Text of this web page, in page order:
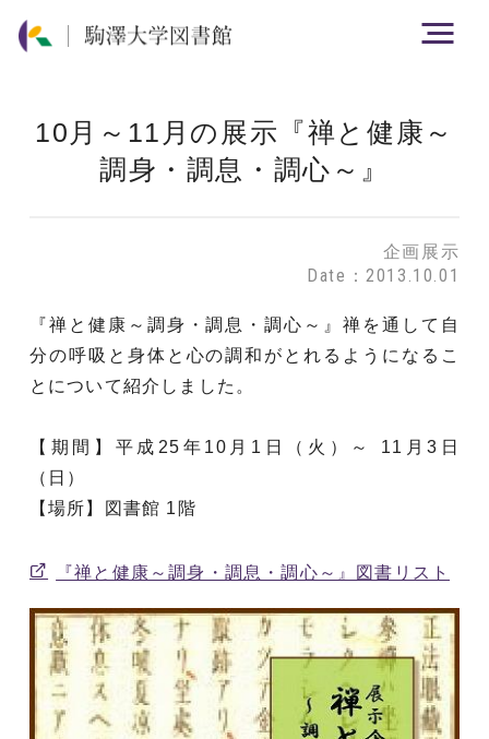
10月～11月の展示『禅と健康～
調身・調息・調心～』
企画展示
Date：2013.10.01
『禅と健康～調身・調息・調心～』禅を通して自
分の呼吸と身体と心の調和がとれるようになるこ
とについて紹介しました。
【期間】平成25年10月1日（火）～ 11月3日
（日）
【場所】図書館 1階
『禅と健康～調身・調息・調心～』図書リスト